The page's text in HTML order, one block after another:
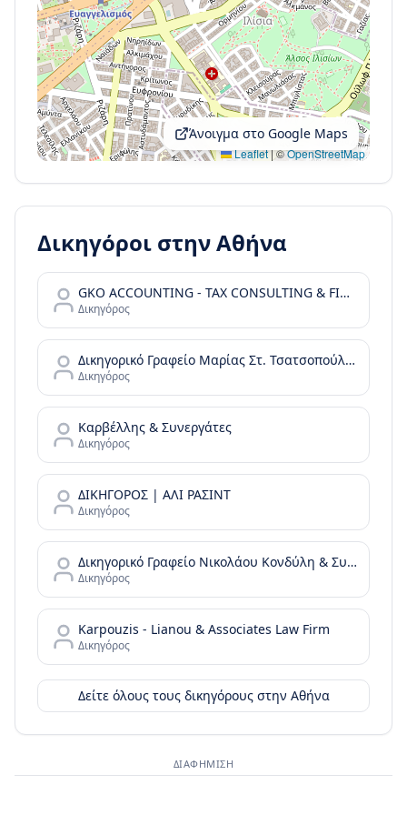
Leaflet|©OpenStreetMap
Άνοιγμα στο Google Maps
Δικηγόροι στηνΑθήνα
GKO ACCOUNTING - TAX CONSULTING & FINANCIAL SERVICES
Δικηγόρος
Δικηγορικό Γραφείο Μαρίας Στ. Τσατσοπούλου LAW it/Maria Tsatsopoulou Law office
Δικηγόρος
Καρβέλλης & Συνεργάτες
Δικηγόρος
ΔΙΚΗΓΟΡΟΣ | ΑΛΙ ΡΑΣΙΝΤ
Δικηγόρος
Δικηγορικό Γραφείο Νικολάου Κονδύλη & Συνεργατών - N. Kondylis & Partners Law Office
Δικηγόρος
Karpouzis - Lianou & Associates Law Firm
Δικηγόρος
Δείτε όλους τους δικηγόρους στην Αθήνα
ΔΙΑΦΉΜΙΣΗ